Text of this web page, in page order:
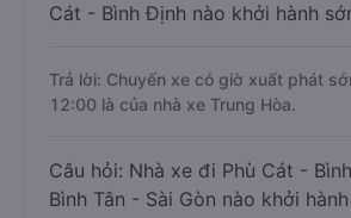
Cát - Bình Định nào khởi hành
Trả lời: Chuyến xe có giờ xuất phát
12:00 là của nhà xe Trung Hòa.
Câu hỏi: Nhà xe đi Phù Cát -
Bình Tân - Sài Gòn nào khởi